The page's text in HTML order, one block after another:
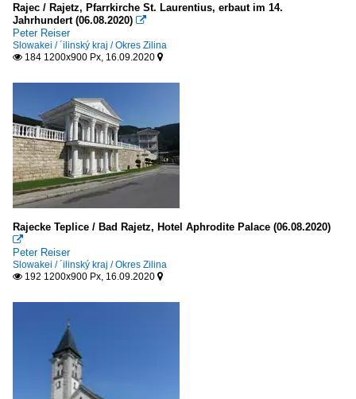
Rajec / Rajetz, Pfarrkirche St. Laurentius, erbaut im 14.
Jahrhundert (06.08.2020) 
Peter Reiser
Slowakei / ´ilinský kraj / Okres Zilina
 184 1200x900 Px, 16.09.2020 
Rajecke Teplice / Bad Rajetz, Hotel Aphrodite Palace (06.08.2020)

Peter Reiser
Slowakei / ´ilinský kraj / Okres Zilina
 192 1200x900 Px, 16.09.2020 